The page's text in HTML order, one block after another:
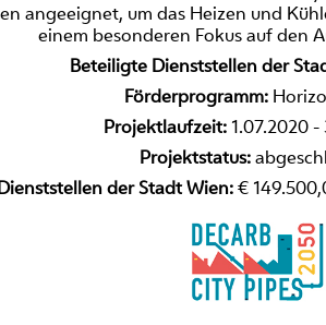
angeeignet, um das Heizen und
einem besonderen Fokus auf den
Beteiligte Dienststellen der
Förderprogramm:
Projektlaufzeit: 1.07.2020 -
Projektstatus:
der Stadt Wien:€